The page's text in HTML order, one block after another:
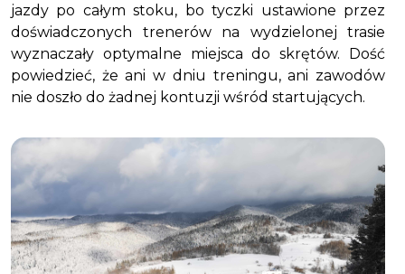
jazdy po całym stoku, bo tyczki ustawione przez
doświadczonych trenerów na wydzielonej trasie
wyznaczały optymalne miejsca do skrętów. Dość
powiedzieć, że ani w dniu treningu, ani zawodów
nie doszło do żadnej kontuzji wśród startujących.